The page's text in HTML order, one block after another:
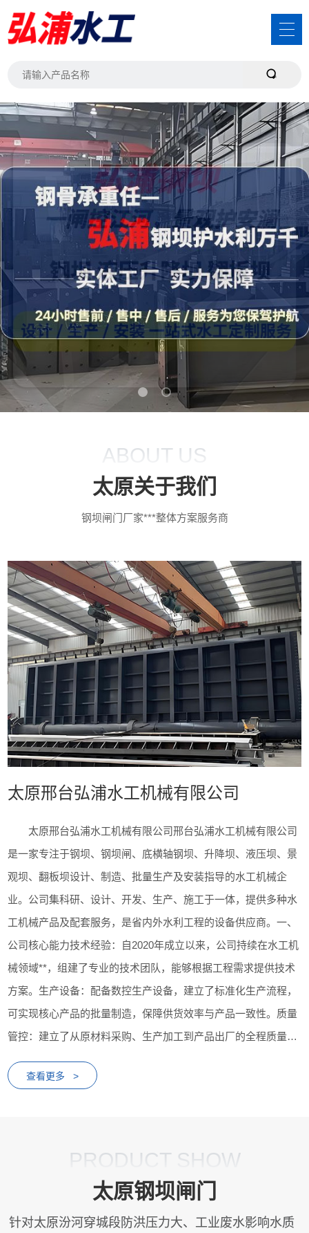
ABOUT US
太原关于我们
钢坝闸门厂家***整体方案服务商
太原邢台弘浦水工机械有限公司
太原邢台弘浦水工机械有限公司邢台弘浦水工机械有限公司
是一家专注于钢坝、钢坝闸、底横轴钢坝、升降坝、液压坝、景
观坝、翻板坝设计、制造、批量生产及安装指导的水工机械企
业。公司集科研、设计、开发、生产、施工于一体，提供多种水
工机械产品及配套服务，是省内外水利工程的设备供应商。一、
公司核心能力技术经验：自2020年成立以来，公司持续在水工机
械领域**，组建了专业的技术团队，能够根据工程需求提供技术
方案。生产设备：配备数控生产设备，建立了标准化生产流程，
可实现核心产品的批量制造，保障供货效率与产品一致性。质量
管控：建立了从原材料采购、生产加工到产品出厂的全程质量管
控体系，配备相应检测设备，对产品性能进行检测...
查看更多 >
PRODUCT SHOW
太原钢坝闸门
针对太原汾河穿城段防洪压力大、工业废水影响水质